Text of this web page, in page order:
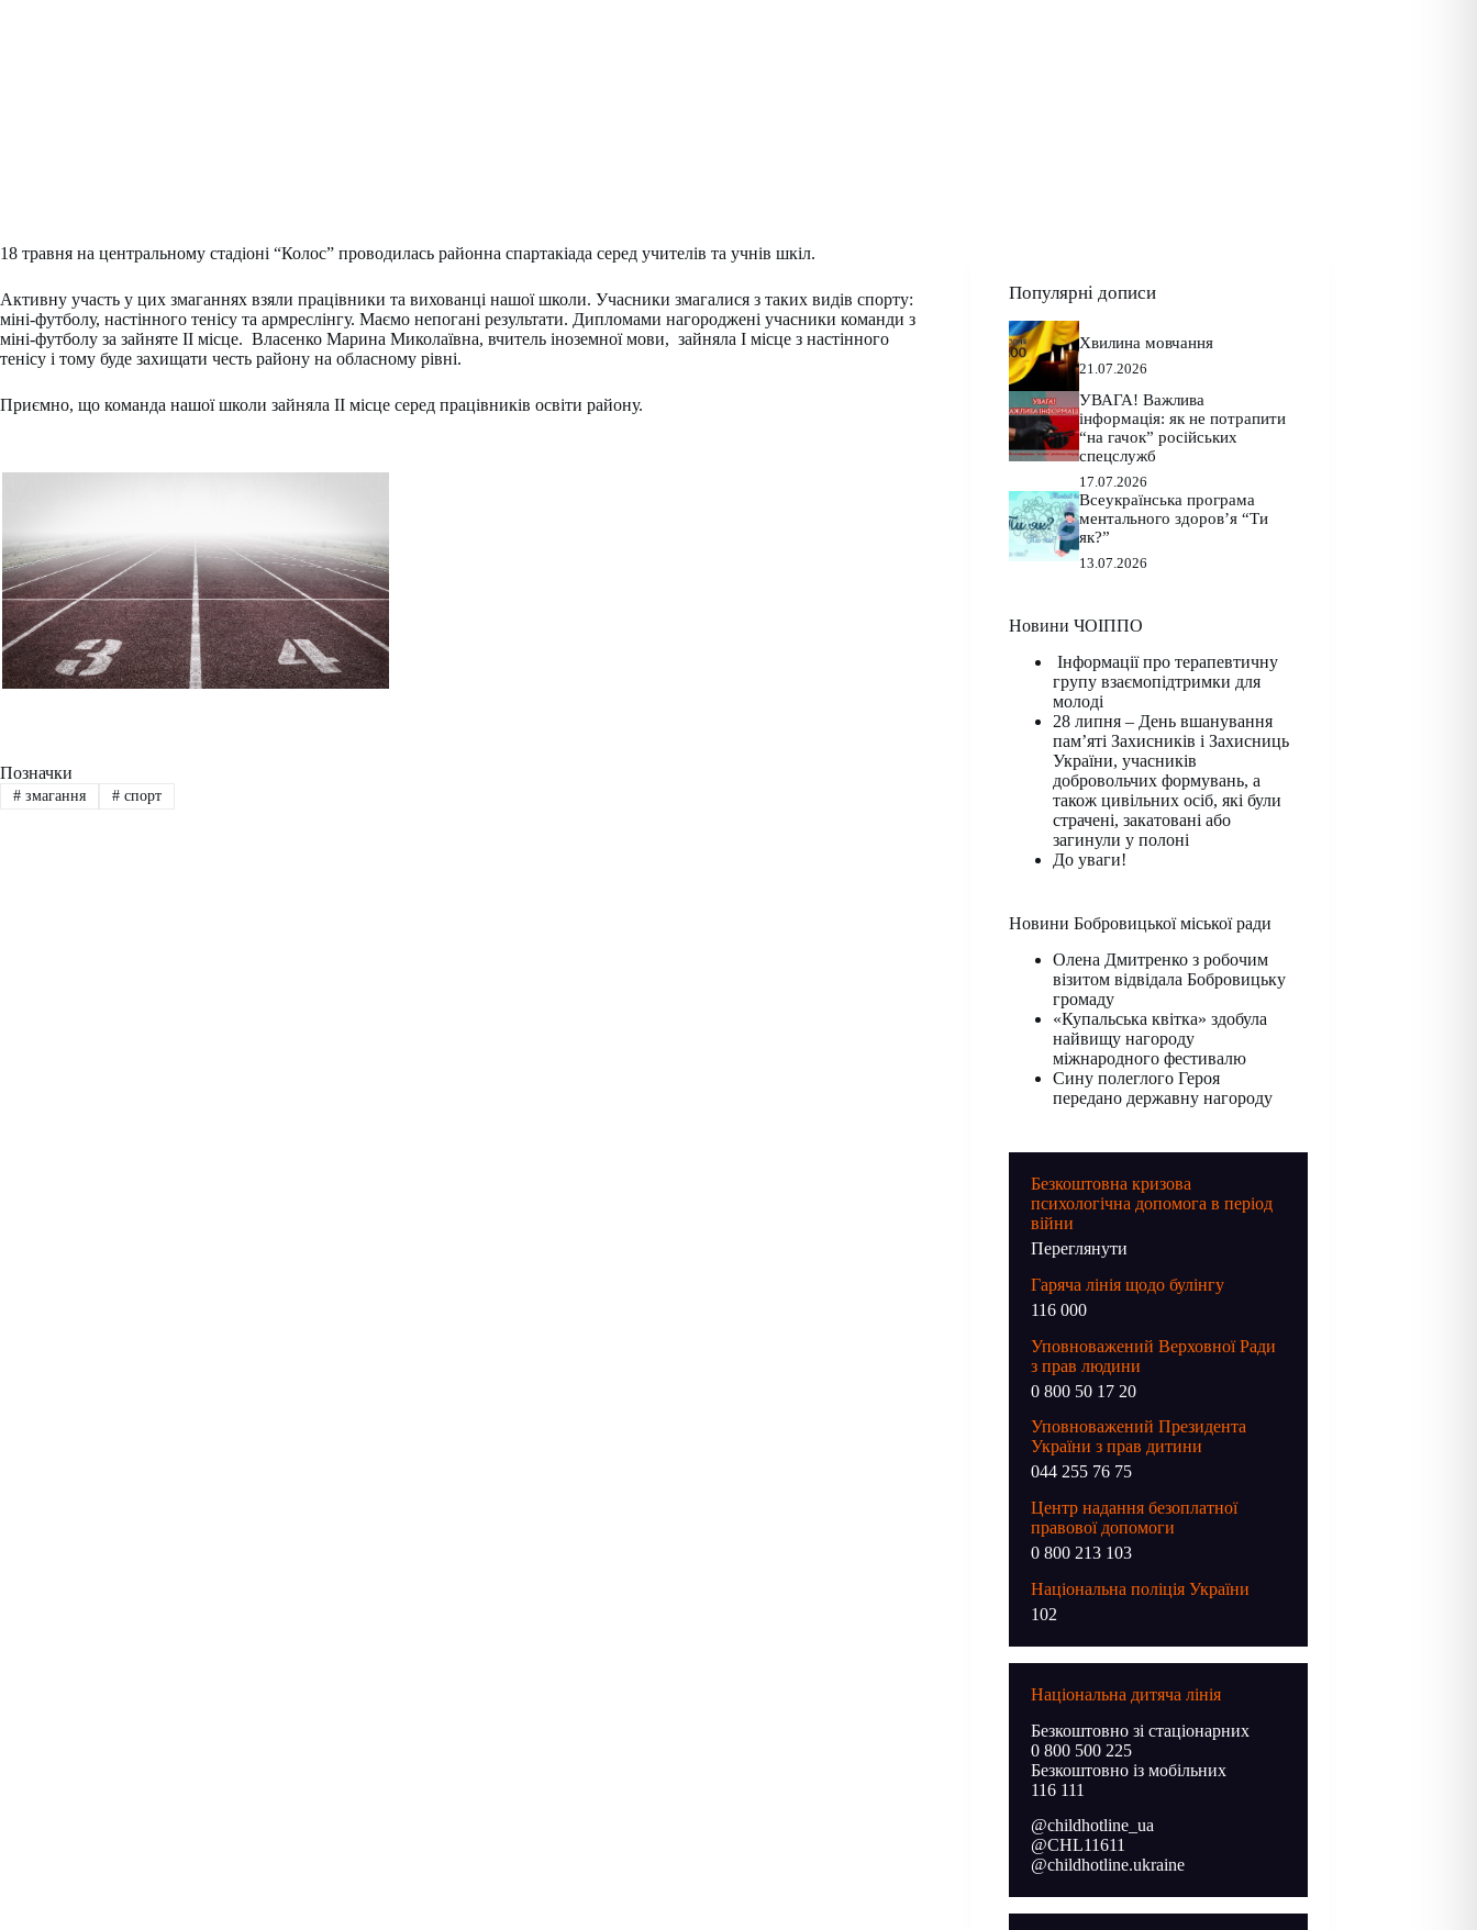
18 травня на центральному стадіоні “Колос” проводилась районна спартакіада серед учителів та учнів шкіл.
Активну участь у цих змаганнях взяли працівники та вихованці нашої школи. Учасники змагалися з таких видів спорту:
міні-футболу, настінного тенісу та армреслінгу. Маємо непогані результати. Дипломами нагороджені учасники команди з
міні-футболу за зайняте ІІ місце. Власенко Марина Миколаївна, вчитель іноземної мови, зайняла І місце з настінного
тенісу і тому буде захищати честь району на обласному рівні.
Приємно, що команда нашої школи зайняла ІІ місце серед працівників освіти району.
Позначки
#змагання #спорт
Популярні дописи
Хвилина мовчання
21.07.2026
УВАГА! Важлива
інформація: як не потрапити
“на гачок” російських
спецслужб
17.07.2026
Всеукраїнська програма
ментального здоров’я “Ти
як?”
13.07.2026
Новини ЧОІППО
Інформації про терапевтичну
групу взаємопідтримки для
молоді
28 липня – День вшанування
пам’яті Захисників і Захисниць
України, учасників
добровольчих формувань, а
також цивільних осіб, які були
страчені, закатовані або
загинули у полоні
До уваги!
Новини Бобровицької міської ради
Олена Дмитренко з робочим
візитом відвідала Бобровицьку
громаду
«Купальська квітка» здобула
найвищу нагороду
міжнародного фестивалю
Сину полеглого Героя
передано державну нагороду
Безкоштовна кризова
психологічна допомога в період
війни
Переглянути
Гаряча лінія щодо булінгу
116 000
Уповноважений Верховної Ради
з прав людини
0 800 50 17 20
Уповноважений Президента
України з прав дитини
044 255 76 75
Центр надання безоплатної
правової допомоги
0 800 213 103
Національна поліція України
102
Національна дитяча лінія
Безкоштовно зі стаціонарних
0 800 500 225
Безкоштовно із мобільних
116 111
@childhotline_ua
@CHL11611
@childhotline.ukraine